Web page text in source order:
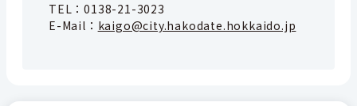
TEL：0138-21-3023
E-Mail： kaigo@city.hakodate.hokkaido.jp